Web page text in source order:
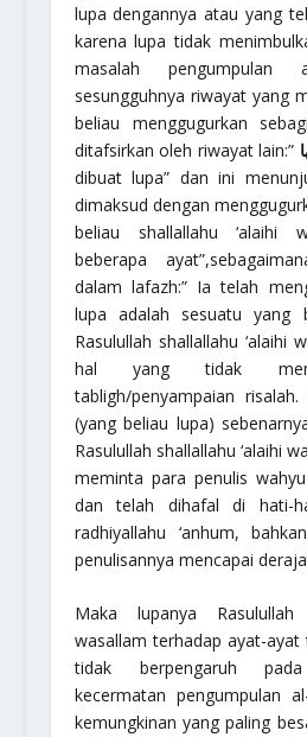
lupa dengannya atau yang
karena lupa tidak
masalah pengumpulan
sesungguhnya riwayat yang
beliau menggugurkan
ditafsirkan oleh riwayat lain:”
dibuat lupa” dan ini
dimaksud dengan
beliau shallallahu ‘alaihi
beberapa ayat”
dalam lafazh:” Ia telah
lupa adalah sesuatu yang
Rasulullah shallallahu ‘alaihi
hal yang tidak
tabligh/penyampaian
(yang beliau lupa)
Rasulullah shallallahu ‘alaihi
meminta para penulis
dan telah dihafal di hati-
radhiyallahu ‘anhum,
penulisannya mencapai
Maka lupanya Rasulullah
wasallam terhadap ayat-
tidak berpengaruh
kecermatan pengumpulan
kemungkinan yang paling